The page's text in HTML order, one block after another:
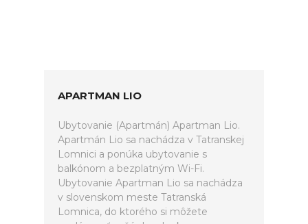
APARTMAN LIO
Ubytovanie (Apartmán) Apartman Lio.
Apartmán Lio sa nachádza v Tatranskej
Lomnici a ponúka ubytovanie s
balkónom a bezplatným Wi-Fi.
Ubytovanie Apartman Lio sa nachádza
v slovenskom meste Tatranská
Lomnica, do ktorého si môžete